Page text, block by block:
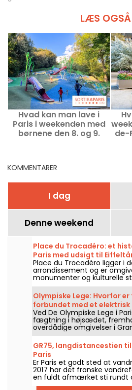
LÆS OGSÅ
Hvad kan man lave i
Paris i weekenden med
børnene den 8. og 9.
de-
KOMMENTARER
I dag
Denne weekend
Place du Trocadéro: et
Paris med udsigt til
Place du Trocadéro ligger i
arrondissement og er
monumenter og kulturelle
tiltrækker både turister og
takket være den
Eiffeltårnet.
Olympiske Lege: Hvorfor
forbundet med et elektrisk
Ved De Olympiske Lege i
fægtning i højsædet,
overdådige omgivelser i
hvis du undrer dig over,
forbundet med elektriske
gode nyhed, at vi kan
GR75, langdistancestien
Paris
Er Paris et godt sted at
2017 har det franske
en fuldt afmærket sti rundt
vandreentusiaster.